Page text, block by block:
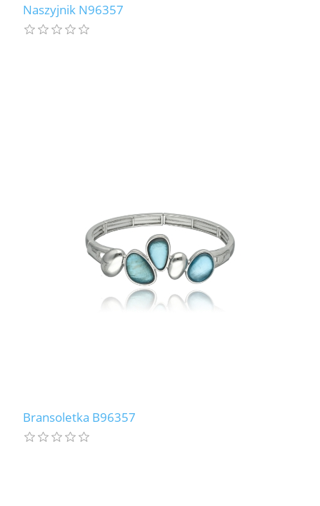
Naszyjnik N96357
Bransoletka B96357